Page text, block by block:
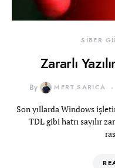
SİBER
Zararlı
By MERT SARICA
Son yıllarda Windows
TDL gibi hatrı sayılır